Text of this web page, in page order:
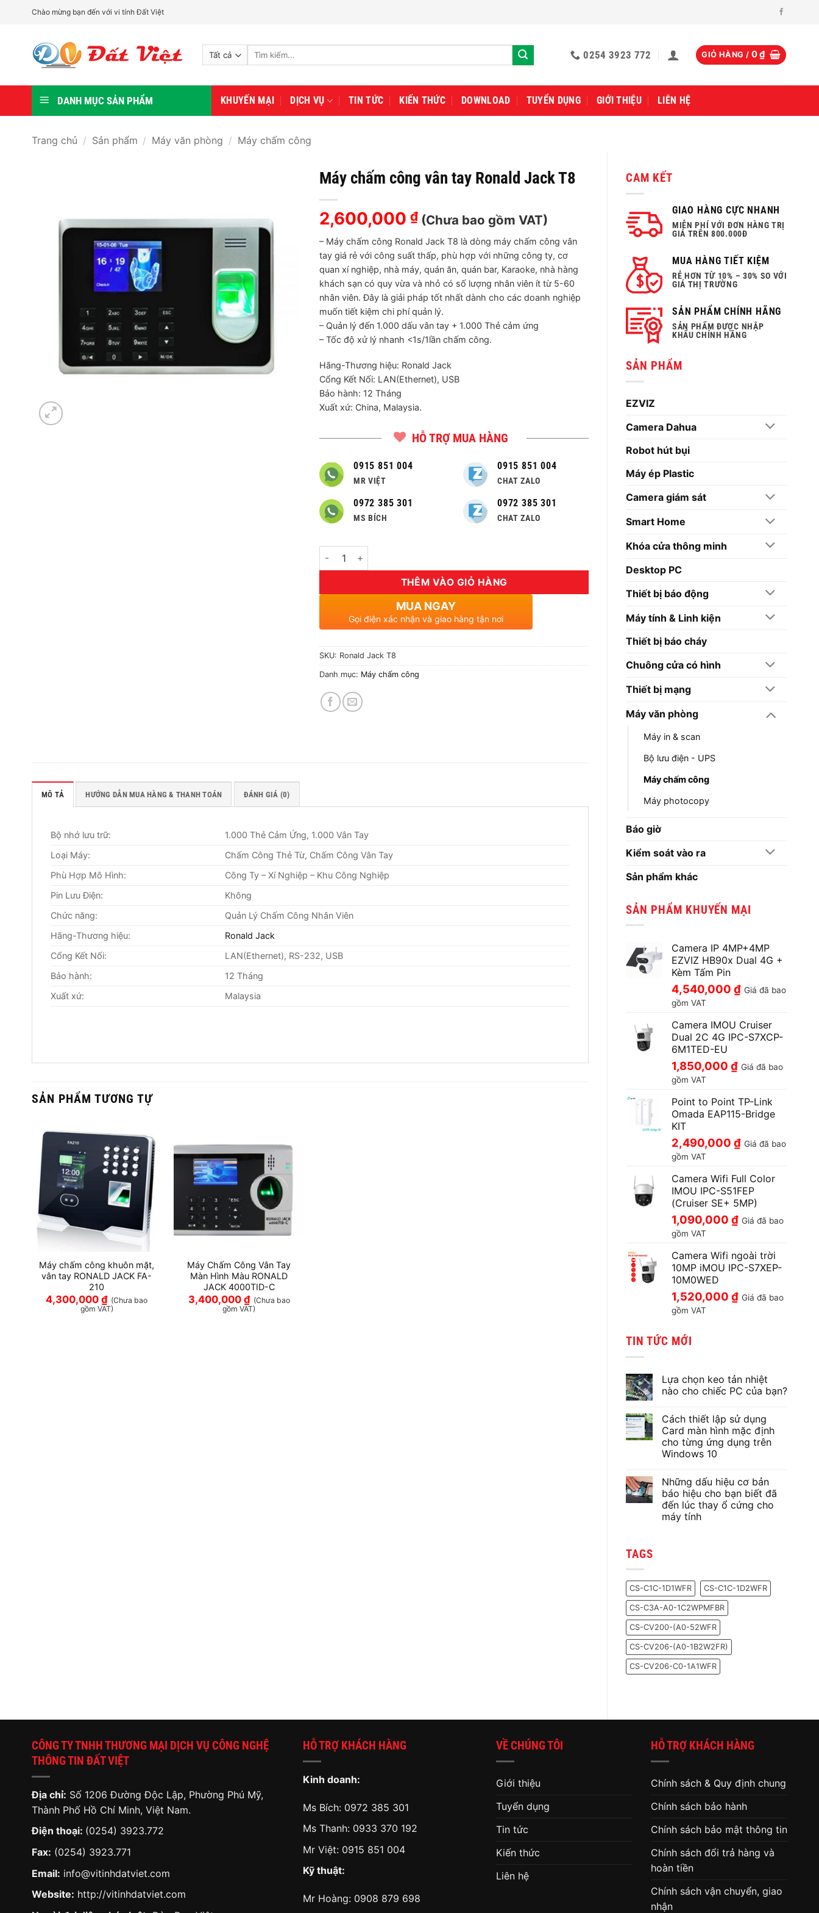
Chào mừng bạn đến với vi tính Đất Việt
Tìm
0254 3923 772 GIỎ HÀNG / 0₫
DANH MỤC SẢN PHẨM KHUYẾN MẠI DỊCH VỤ TIN TỨC KIẾN THỨC DOWNLOAD TUYỂN DỤNG GIỚI THIỆU LIÊN HỆ
Trang chủ / Sản phẩm / Máy văn phòng / Máy chấm công
CAM KẾT
GIAO HÀNG CỰC NHANH
MIỄN PHÍ VỚI ĐƠN HÀNG TRỊ
GIÁ TRÊN 800.000Đ
MUA HÀNG TIẾT KIỆM
RẺ HƠN TỪ 10% – 30% SO VỚI
GIÁ THỊ TRƯỜNG
SẢN PHẨM CHÍNH HÃNG
SẢN PHẨM ĐƯỢC NHẬP
KHẨU CHÍNH HÃNG
SẢN PHẨM
EZVIZ
Camera Dahua
Robot hút bụi
Máy ép Plastic
Camera giám sát
Smart Home
Khóa cửa thông minh
Desktop PC
Thiết bị báo động
Máy tính & Linh kiện
Thiết bị báo cháy
Chuông cửa có hình
Thiết bị mạng
Máy văn phòng
Máy in & scan
Bộ lưu điện - UPS
Máy chấm công
Máy photocopy
Báo giờ
Kiểm soát vào ra
Sản phẩm khác
SẢN PHẨM KHUYẾN MẠI
Camera IP 4MP+4MP
EZVIZ HB90x Dual 4G +
Kèm Tấm Pin
4,540,000 ₫ Giá đã bao
gồm VAT
Camera IMOU Cruiser
Dual 2C 4G IPC-S7XCP-
6M1TED-EU
1,850,000 ₫ Giá đã bao
gồm VAT
Point to Point TP-Link
Omada EAP115-Bridge
KIT
2,490,000 ₫ Giá đã bao
gồm VAT
Camera Wifi Full Color
IMOU IPC-S51FEP
(Cruiser SE+ 5MP)
1,090,000 ₫ Giá đã bao
gồm VAT
Camera Wifi ngoài trời
10MP iMOU IPC-S7XEP-
10M0WED
1,520,000 ₫ Giá đã bao
gồm VAT
TIN TỨC MỚI
Lựa chọn keo tản nhiệt
nào cho chiếc PC của bạn?
bình
luận
ở
Lựa
chọn
keo
nào
cho
chiếc
PC
của
bạn?
Cách thiết lập sử dụng
Card màn hình mặc định
cho từng ứng dụng trên
Windows 10
bình
luận
ở
Cách
thiết
lập
cho
từng
ứng
dụng
trên
Windows
10
Những dấu hiệu cơ bản
báo hiệu cho bạn biết đã
đến lúc thay ổ cứng cho
máy tính
hiệu
cơ
bản
báo
hiệu
cho
bạn
biết
đã
đến
lúc
thay
TAGS
CS-C1C-1D1WFR CS-C1C-1D2WFR
CS-C3A-A0-1C2WPMFBR
CS-CV200-(A0-52WFR
CS-CV206-(A0-1B2W2FR)
CS-CV206-C0-1A1WFR
Máy chấm công vân tay Ronald Jack T8
2,600,000 ₫ (Chưa bao gồm VAT)
– Máy chấm công Ronald Jack T8 là dòng máy chấm công vân
tay giá rẻ với công suất thấp, phù hợp với những công ty, cơ
quan xí nghiệp, nhà máy, quán ăn, quán bar, Karaoke, nhà hàng
khách sạn có quy vừa và nhỏ có số lượng nhân viên ít từ 5-60
nhân viên. Đây là giải pháp tốt nhất dành cho các doanh nghiệp
muốn tiết kiệm chi phí quản lý.
– Quản lý đến 1.000 dấu vân tay + 1.000 Thẻ cảm ứng
– Tốc độ xử lý nhanh <1s/1lần chấm công.
Hãng-Thương hiệu: Ronald Jack
Cổng Kết Nối: LAN(Ethernet), USB
Bảo hành: 12 Tháng
Xuất xứ: China, Malaysia.
HỖ TRỢ MUA HÀNG
0915 851 004
MR VIỆT
0972 385 301
MS BÍCH
0915 851 004
CHAT ZALO
0972 385 301
CHAT ZALO
Số lượng
THÊM VÀO GIỎ HÀNG
MUA NGAY
Gọi điện xác nhận và giao hàng tận nơi
SKU: Ronald Jack T8
Danh mục: Máy chấm công
MÔ TẢ HƯỚNG DẪN MUA HÀNG & THANH TOÁN ĐÁNH GIÁ (0)
Bộ nhớ lưu trữ:
1.000 Thẻ Cảm Ứng, 1.000 Vân Tay
Loại Máy:
Chấm Công Thẻ Từ, Chấm Công Vân Tay
Phù Hợp Mô Hình:
Công Ty – Xí Nghiệp – Khu Công Nghiệp
Pin Lưu Điện:
Không
Chức năng:
Quản Lý Chấm Công Nhân Viên
Hãng-Thương hiệu:
Ronald Jack
Cổng Kết Nối:
LAN(Ethernet), RS-232, USB
Bảo hành:
12 Tháng
Xuất xứ:
Malaysia
SẢN PHẨM TƯƠNG TỰ
Máy chấm công khuôn mặt,
vân tay RONALD JACK FA-
210
4,300,000₫ (Chưa bao
gồm VAT)
Máy Chấm Công Vân Tay
Màn Hình Màu RONALD
JACK 4000TID-C
3,400,000 ₫ (Chưa bao
gồm VAT)
CÔNG TY TNHH THƯƠNG MẠI DỊCH VỤ CÔNG NGHỆ
THÔNG TIN ĐẤT VIỆT
Địa chỉ: Số 1206 Đường Độc Lập, Phường Phú Mỹ,
Thành Phố Hồ Chí Minh, Việt Nam.
Điện thoại: (0254) 3923.772
Fax: (0254) 3923.771
Email: info@vitinhdatviet.com
Website: http://vitinhdatviet.com
HỖ TRỢ KHÁCH HÀNG
Kinh doanh:
Ms Bích: 0972 385 301
Ms Thanh: 0933 370 192
Mr Việt: 0915 851 004
Kỹ thuật:
Mr Hoàng: 0908 879 698
VỀ CHÚNG TÔI
Giới thiệu
Tuyển dụng
Tin tức
Kiến thức
Liên hệ
HỖ TRỢ KHÁCH HÀNG
Chính sách & Quy định chung
Chính sách bảo hành
Chính sách bảo mật thông tin
Chính sách đổi trả hàng và
hoàn tiền
Chính sách vận chuyển, giao
nhận